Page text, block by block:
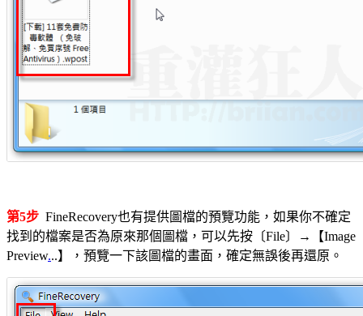
第5步 FineRecovery也有提供圖檔的預覽功能，如果你不確定
找到的檔案是否為原來那個圖檔，可以先按〔File〕→【Image
Preview...】，預覽一下該圖檔的畫面，確定無誤後再還原。